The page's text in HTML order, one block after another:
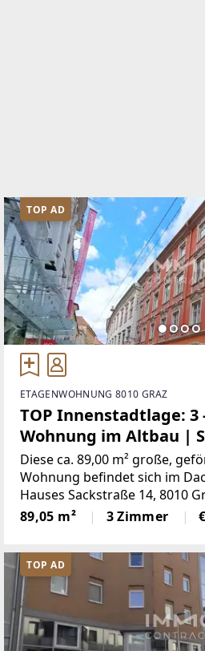
TOP AD
ETAGENWOHNUNG 8010 GRAZ
TOP Innenstadtlage: 3
Wohnung im Altbau |
Top 26
Diese ca. 89,00 m² große,
Wohnung befindet sich im
Hauses Sackstraße 14, 8010
historischen Altstadtkern von
Innenhoflage, unmittelbar
HauptplatzRAUMAUFTEILUNG:
89,05 m² 3 Zimmer
TOP AD